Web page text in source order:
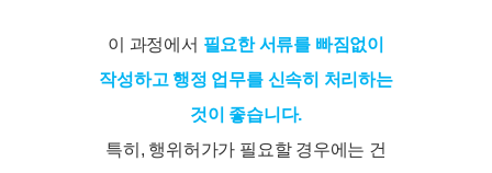
이 과정에서 필요한 서류를 빠짐없이
작성하고 행정 업무를 신속히 처리하는
것이 좋습니다.
특히, 행위허가가 필요할 경우에는 건